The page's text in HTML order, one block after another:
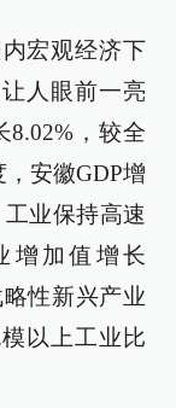
宏观经济下
人眼前一亮
，较全
安徽GDP增
业保持高速
增加值增长
性新兴产业
以上工业比